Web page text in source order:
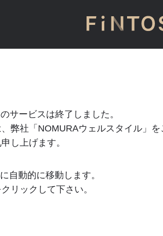
サービスは終了しました。
弊社「NOMURAウェルスタイル」を
し上げます。
自動的に移動します。
リックして下さい。